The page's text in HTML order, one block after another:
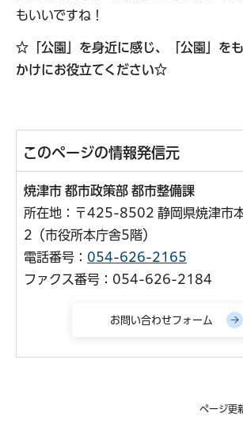
もいいですね！
☆「公園」を身近に感じ、「公園」を
かけにお役立てください☆
このページの情報発信元
焼津市 都市政策部 都市整備課
所在地：〒425-8502 静岡県焼津市
2（市役所本庁舎5階）
電話番号： 054-626-2165
ファクス番号：054-626-2184
ページ更